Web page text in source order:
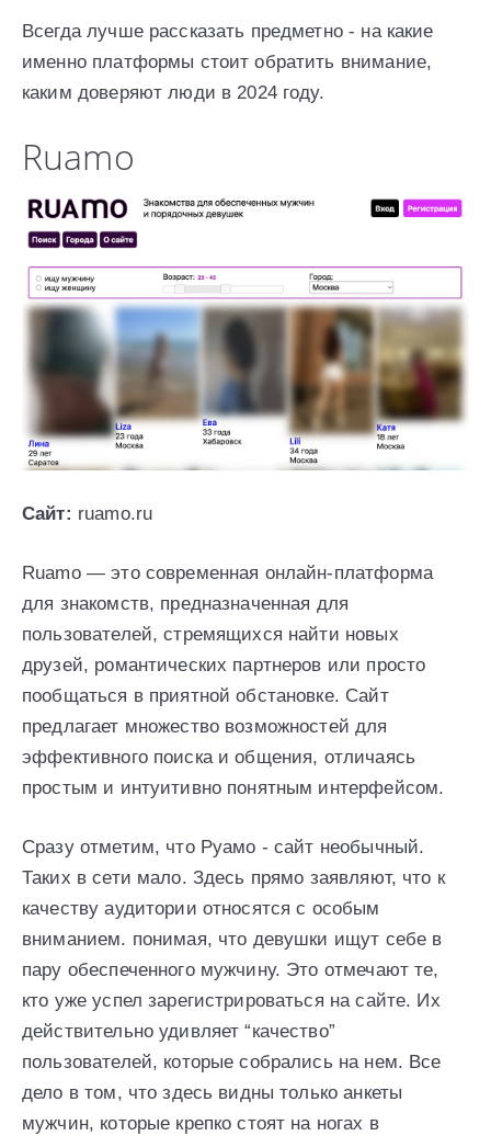
Всегда лучше рассказать предметно - на какие
именно платформы стоит обратить внимание,
каким доверяют люди в 2024 году.
Ruamo
Сайт: ruamo.ru
Ruamo — это современная онлайн-платформа
для знакомств, предназначенная для
пользователей, стремящихся найти новых
друзей, романтических партнеров или просто
пообщаться в приятной обстановке. Сайт
предлагает множество возможностей для
эффективного поиска и общения, отличаясь
простым и интуитивно понятным интерфейсом.
Сразу отметим, что Руамо - сайт необычный.
Таких в сети мало. Здесь прямо заявляют, что к
качеству аудитории относятся с особым
вниманием. понимая, что девушки ищут себе в
пару обеспеченного мужчину. Это отмечают те,
кто уже успел зарегистрироваться на сайте. Их
действительно удивляет “качество”
пользователей, которые собрались на нем. Все
дело в том, что здесь видны только анкеты
мужчин, которые крепко стоят на ногах в